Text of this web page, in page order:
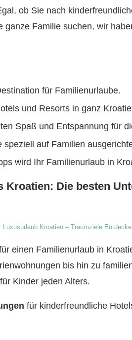
ob Sie nach
ganze Familie suchen, wir
für Familienurlaube.
und Resorts in ganz
Spaß und Entspannung für
speziell auf Familien
wird Ihr Familienurlaub in
Kroatien: Die besten
Luxusurlaub Kroatien – Traumziele
einen Familienurlaub in
bis hin zu
Kinder jeden Alters.
für kinderfreundliche